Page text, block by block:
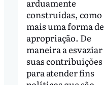
arduamente
construídas, como
mais uma forma de
apropriação. De
maneira a esvaziar
suas contribuições
para atender fins